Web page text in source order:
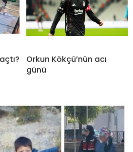
Orkun Kökçü’nün acı
günü